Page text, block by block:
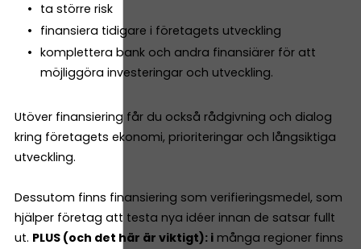
ta större risk
finansiera tidigare i företagets utveckling
komplettera bank och andra finansiärer för att
möjliggöra investeringar och utveckling.
Utöver finansiering får du också rådgivning och dialog
kring företagets ekonomi, prioriteringar och långsiktiga
utveckling.
Dessutom finns finansiering som verifieringsmedel, som
hjälper företag att testa nya idéer innan de satsar fullt
ut. PLUS (och det här är viktigt): i många regioner finns